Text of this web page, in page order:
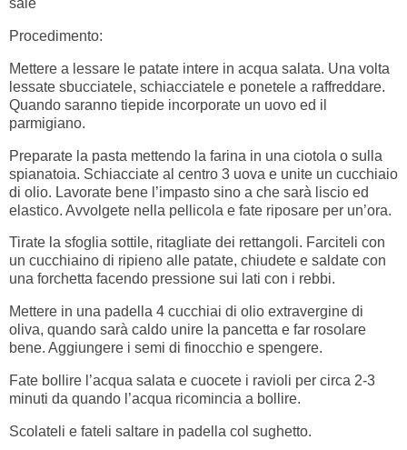
sale
Procedimento:
Mettere a lessare le patate intere in acqua salata. Una volta
lessate sbucciatele, schiacciatele e ponetele a raffreddare.
Quando saranno tiepide incorporate un uovo ed il
parmigiano.
Preparate la pasta mettendo la farina in una ciotola o sulla
spianatoia. Schiacciate al centro 3 uova e unite un cucchiaio
di olio. Lavorate bene l’impasto sino a che sarà liscio ed
elastico. Avvolgete nella pellicola e fate riposare per un’ora.
Tirate la sfoglia sottile, ritagliate dei rettangoli. Farciteli con
un cucchiaino di ripieno alle patate, chiudete e saldate con
una forchetta facendo pressione sui lati con i rebbi.
Mettere in una padella 4 cucchiai di olio extravergine di
oliva, quando sarà caldo unire la pancetta e far rosolare
bene. Aggiungere i semi di finocchio e spengere.
Fate bollire l’acqua salata e cuocete i ravioli per circa 2-3
minuti da quando l’acqua ricomincia a bollire.
Scolateli e fateli saltare in padella col sughetto.